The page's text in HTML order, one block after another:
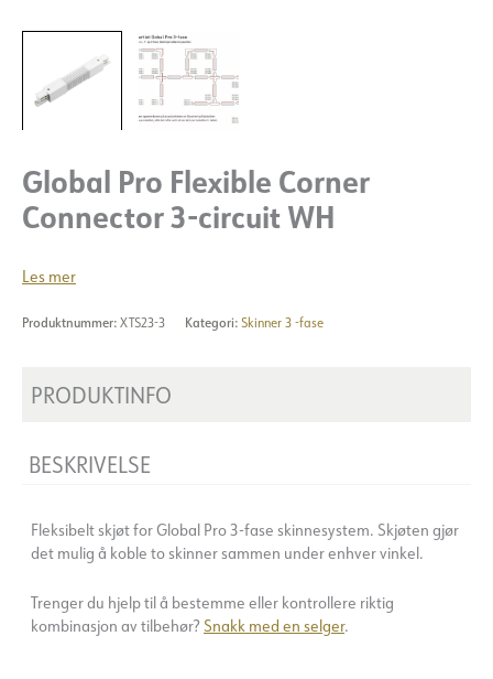
Global Pro Flexible Corner
Connector 3-circuit WH
Les mer
Produktnummer: XTS23-3 Kategori: Skinner 3 -fase
PRODUKTINFO
BESKRIVELSE
Fleksibelt skjøt for Global Pro 3-fase skinnesystem. Skjøten gjør
det mulig å koble to skinner sammen under enhver vinkel.
Trenger du hjelp til å bestemme eller kontrollere riktig
kombinasjon av tilbehør? Snakk med en selger.